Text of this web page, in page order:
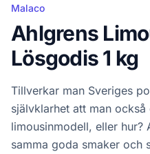
Malaco
Ahlgrens
Lösgodis 1 kg
Tillverkar man Sveriges
självklarhet att man
limousinmodell, eller hur?
samma goda smaker och